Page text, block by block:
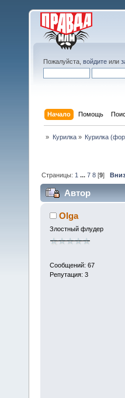
Пожалуйста, войдите или
Начало Помощь
» Курилка» Курилка
Страницы: 1 ...7 8 [9]Вниз
Автор
107381 раз)
Olga
Злостный флудер
Сообщений: 67
Репутация: 3